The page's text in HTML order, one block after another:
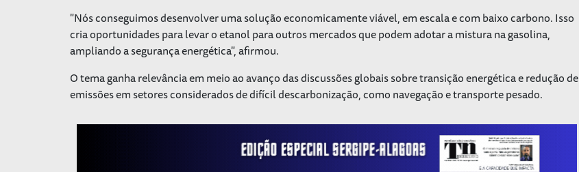
"Nós conseguimos desenvolver uma solução economicamente viável, em escala e com baixo carbono. Isso
cria oportunidades para levar o etanol para outros mercados que podem adotar a mistura na gasolina,
ampliando a segurança energética", afirmou.
O tema ganha relevância em meio ao avanço das discussões globais sobre transição energética e redução de
emissões em setores considerados de difícil descarbonização, como navegação e transporte pesado.